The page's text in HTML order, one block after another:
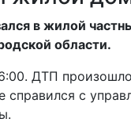
в жилой
области.
ДТП
справился с